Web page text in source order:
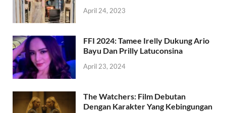
April 24, 2023
FFI 2024: Tamee Irelly Dukung Ario
Bayu Dan Prilly Latuconsina
April 23, 2024
The Watchers: Film Debutan
Dengan Karakter Yang Kebingungan